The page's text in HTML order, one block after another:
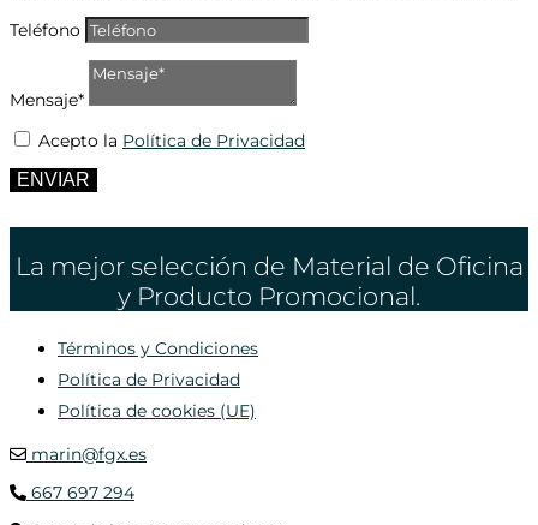
Teléfono
Mensaje*
Acepto la Política de Privacidad
ENVIAR
La mejor selección de Material de Oficina
y Producto Promocional.
Términos y Condiciones
Política de Privacidad
Política de cookies (UE)
marin@fgx.es
667 697 294